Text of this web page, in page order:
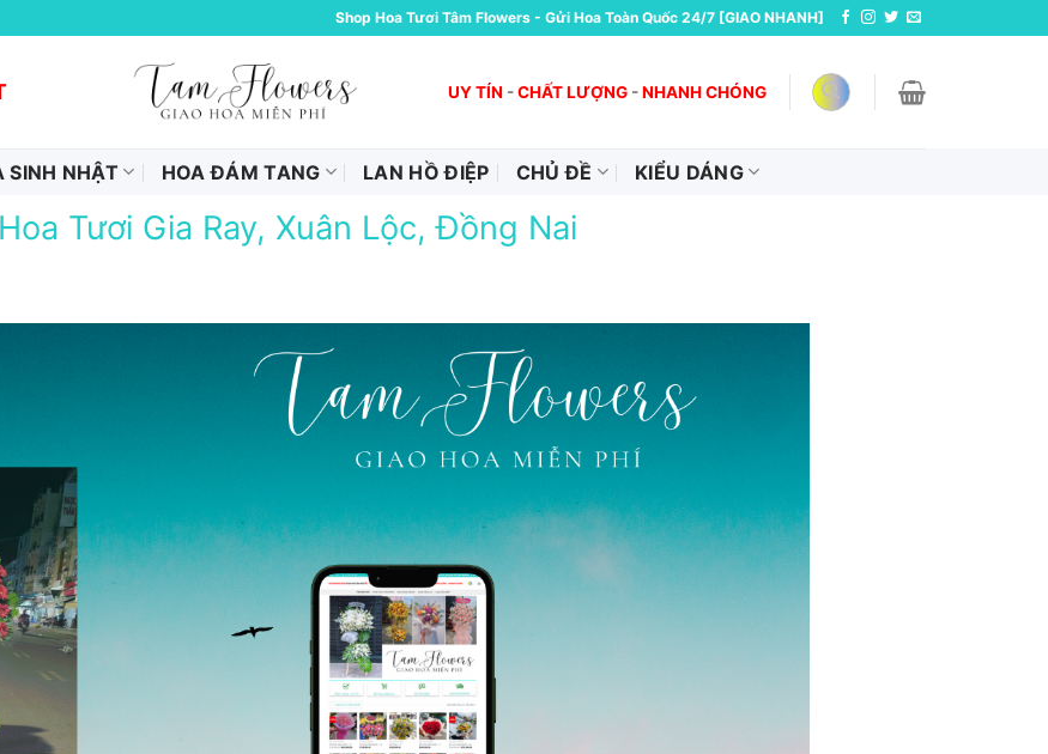
Shop Hoa Tươi Tâm Flowers - Gửi Hoa Toàn Quốc 24/7 [GIAO NHANH]
UY TÍN -CHẤT LƯỢNG -NHANH CHÓNG
SINH NHẬT HOA ĐÁM TANG LAN HỒ ĐIỆP CHỦ ĐỀ KIỂU DÁNG
Tươi Gia Ray, Xuân Lộc, Đồng Nai